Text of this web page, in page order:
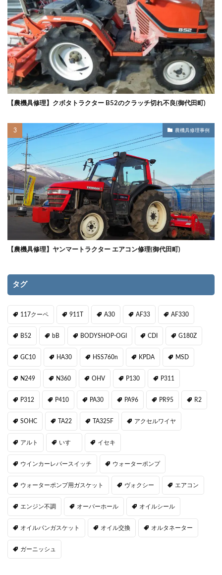
【農機具修理】クボタトラクター B52のクラッチ切れ不良(御代田町)
農機具修理事例
【農機具修理】ヤンマートラクター エアコン修理(御代田町)
タグ
117クーペ 911T A30 AF33 AF330
B52 bB BODYSHOP-OGI CDI G180Z
GC10 HA30 HSS760n KPDA MSD
N249 N360 OHV P130 P311
P312 P410 PA30 PA96 PR95 R2
SOHC TA22 TA325F アクセルワイヤ
アルト いすゞ イセキ
ウインカーレバースイッチ ウォーターポンプ
ウォーターポンプ用ガスケット ヴォクシー エアコン
エンジン不調 オーバーホール オイルシール
オイルパンガスケット オイル交換 オルタネーター
ガーニッシュ